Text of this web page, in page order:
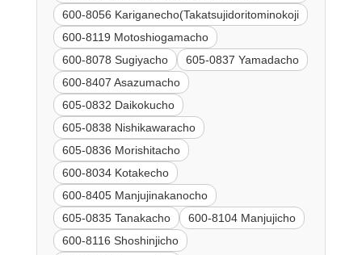
600-8056 Kariganecho(Takatsujidoritominokoji
600-8119 Motoshiogamacho
600-8078 Sugiyacho
605-0837 Yamadacho
600-8407 Asazumacho
605-0832 Daikokucho
605-0838 Nishikawaracho
605-0836 Morishitacho
600-8034 Kotakecho
600-8405 Manjujinakanocho
605-0835 Tanakacho
600-8104 Manjujicho
600-8116 Shoshinjicho